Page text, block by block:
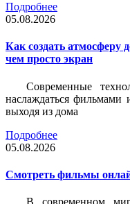
Подробнее
05.08.2026
Как создать атмосферу
чем просто экран
Современные
наслаждаться фильмами
выходя из дома
Подробнее
05.08.2026
Смотреть фильмы